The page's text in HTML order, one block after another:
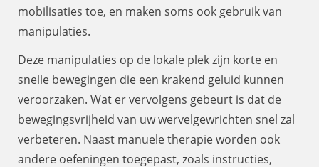
mobilisaties toe, en maken soms ook gebruik van
manipulaties.
Deze manipulaties op de lokale plek zijn korte en
snelle bewegingen die een krakend geluid kunnen
veroorzaken. Wat er vervolgens gebeurt is dat de
bewegingsvrijheid van uw wervelgewrichten snel zal
verbeteren. Naast manuele therapie worden ook
andere oefeningen toegepast, zoals instructies,